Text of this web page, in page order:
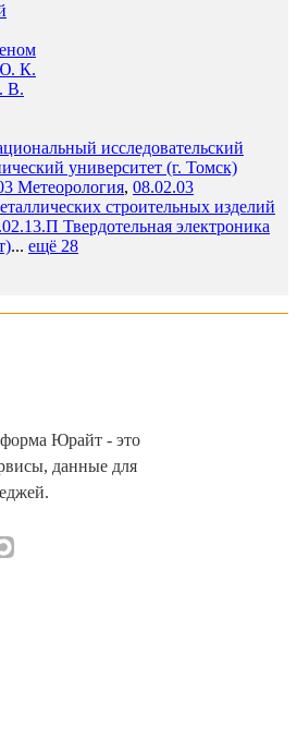
К.
В.
исследовательский
университет (г. Томск)
Метеорология, 08.02.03
строительных изделий
Твердотельная электроника
... ещё 28
Юрайт - это
данные для